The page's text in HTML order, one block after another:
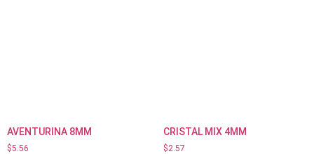
AVENTURINA 8MM
$5.56
CRISTAL MIX 4MM
$2.57